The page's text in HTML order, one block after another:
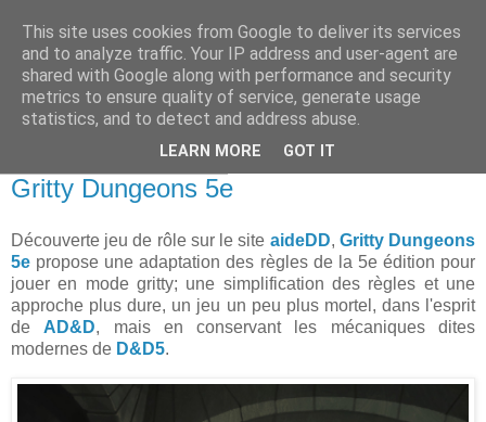
Gritty Dungeons 5e
Découverte jeu de rôle sur le site aideDD, Gritty Dungeons
5e propose une adaptation des règles de la 5e édition pour
jouer en mode gritty; une simplification des règles et une
approche plus dure, un jeu un peu plus mortel, dans l'esprit
de AD&D, mais en conservant les mécaniques dites
modernes de D&D5.
This site uses cookies from Google to deliver its services
and to analyze traffic. Your IP address and user-agent are
shared with Google along with performance and security
metrics to ensure quality of service, generate usage
statistics, and to detect and address abuse.
LEARN MORE GOT IT